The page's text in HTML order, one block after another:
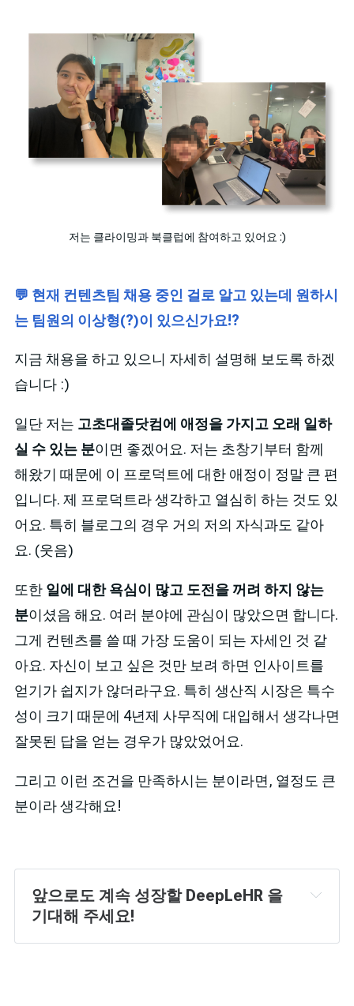
저는 클라이밍과 북클럽에 참여하고 있어요 :)
💬 현재 컨텐츠팀 채용 중인 걸로 알고 있는데 원하시
는 팀원의 이상형(?)이 있으신가요!?
지금 채용을 하고 있으니 자세히 설명해 보도록 하겠
습니다 :)
일단 저는 고초대졸닷컴에 애정을 가지고 오래 일하
실 수 있는 분이면 좋겠어요. 저는 초창기부터 함께
해왔기 때문에 이 프로덕트에 대한 애정이 정말 큰 편
입니다. 제 프로덕트라 생각하고 열심히 하는 것도 있
어요. 특히 블로그의 경우 거의 저의 자식과도 같아
요. (웃음)
또한 일에 대한 욕심이 많고 도전을 꺼려 하지 않는
분이셨음 해요. 여러 분야에 관심이 많았으면 합니다.
그게 컨텐츠를 쓸 때 가장 도움이 되는 자세인 것 같
아요. 자신이 보고 싶은 것만 보려 하면 인사이트를
얻기가 쉽지가 않더라구요. 특히 생산직 시장은 특수
성이 크기 때문에 4년제 사무직에 대입해서 생각나면
잘못된 답을 얻는 경우가 많았었어요.
그리고 이런 조건을 만족하시는 분이라면, 열정도 큰
분이라 생각해요!
앞으로도 계속 성장할 DeepLeHR 을
기대해 주세요!